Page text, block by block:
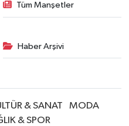
Tüm Manşetler
Haber Arşivi
& SANAT
MODA
& SPOR